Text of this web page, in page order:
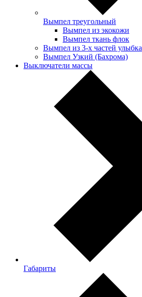
Вымпел треугольный
Вымпел из экокожи
Вымпел ткань флок
Вымпел из 3-х частей улыбка
Вымпел Узкий (Бахрома)
Выключатели массы
Габариты